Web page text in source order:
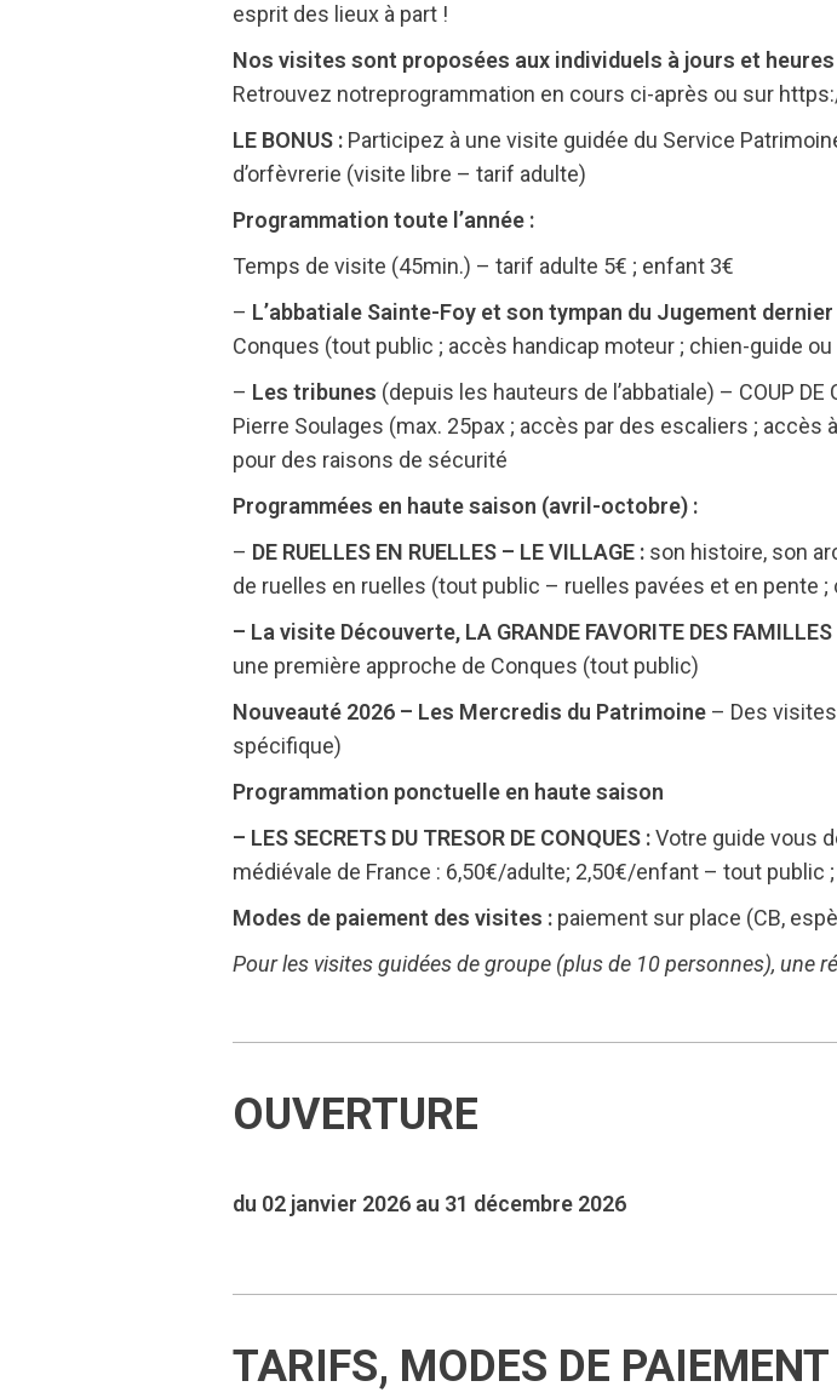
esprit des lieux à part !
Nos visites sont proposées aux individuels à jours et
Retrouvez notreprogrammation en cours ci-après ou sur
LE BONUS : Participez à une visite guidée du Service
d’orfèvrerie (visite libre – tarif adulte)
Programmation toute l’année :
Temps de visite (45min.) – tarif adulte 5€ ; enfant 3€
– L’abbatiale Sainte-Foy et son tympan du Jugement dernier
Conques (tout public ; accès handicap moteur ; chien-guide
– Les tribunes (depuis les hauteurs de l’abbatiale) – COUP DE
Pierre Soulages (max. 25pax ; accès par des escaliers ; accès
pour des raisons de sécurité
Programmées en haute saison (avril-octobre) :
– DE RUELLES EN RUELLES – LE VILLAGE : son histoire, son
de ruelles en ruelles (tout public – ruelles pavées et en pente
– La visite Découverte, LA GRANDE FAVORITE DES FAMILLES
une première approche de Conques (tout public)
Nouveauté 2026 – Les Mercredis du Patrimoine – Des
spécifique)
Programmation ponctuelle en haute saison
– LES SECRETS DU TRESOR DE CONQUES :Votre guide vous
médiévale de France : 6,50€/adulte; 2,50€/enfant – tout
Modes de paiement des visites : paiement sur place (CB,
Pour les visites guidées de groupe (plus de 10 personnes), une
OUVERTURE
du 02 janvier 2026 au 31 décembre 2026
TARIFS, MODES DE PAIEMENT